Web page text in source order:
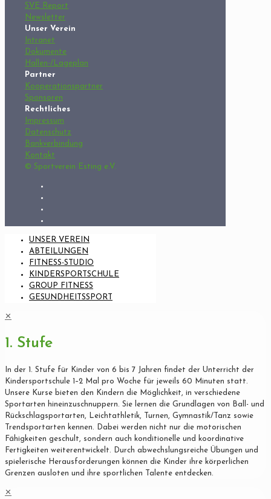
SVE Report
Newsletter
Unser Verein
Intranet
Dokumente
Hallen-/Lageplan
Partner
Kooperationspartner
Sponsoren
Rechtliches
Impressum
Datenschutz
Bankverbindung
Kontakt
© Sportverein Esting e.V.
UNSER VEREIN
ABTEILUNGEN
FITNESS-STUDIO
KINDERSPORTSCHULE
GROUP FITNESS
GESUNDHEITSSPORT
✕
1. Stufe
In der 1. Stufe für Kinder von 6 bis 7 Jahren findet der Unterricht der
Kindersportschule 1–2 Mal pro Woche für jeweils 60 Minuten statt.
Unsere Kurse bieten den Kindern die Möglichkeit, in verschiedene
Sportarten hineinzuschnuppern. Sie lernen die Grundlagen von Ball- und
Rückschlagsportarten, Leichtathletik, Turnen, Gymnastik/Tanz sowie
Trendsportarten kennen. Dabei werden nicht nur die motorischen
Fähigkeiten geschult, sondern auch konditionelle und koordinative
Fertigkeiten weiterentwickelt. Durch abwechslungsreiche Übungen und
spielerische Herausforderungen können die Kinder ihre körperlichen
Grenzen ausloten und ihre sportlichen Talente entdecken.
✕